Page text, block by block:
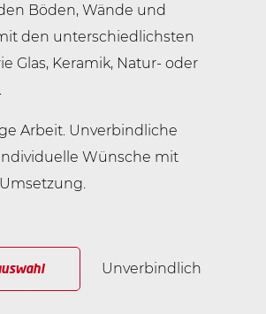
Böden, Wände und
den unterschiedlichsten
Glas, Keramik, Natur- oder
Arbeit. Unverbindliche
Wünsche mit
Unverbindlich